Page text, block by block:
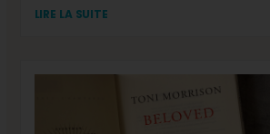
LIRE LA SUITE